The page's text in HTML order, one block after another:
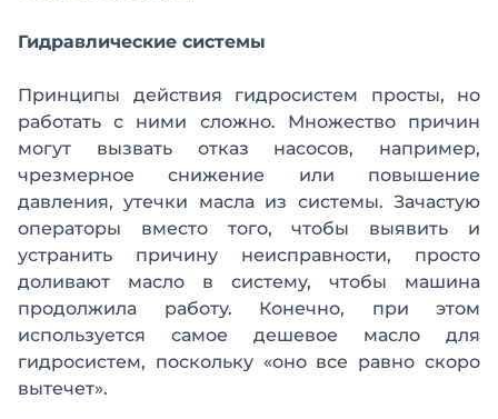
Гидравлические системы
Принципы действия гидросистем просты, но
работать с ними сложно. Множество причин
могут вызвать отказ насосов, например,
чрезмерное снижение или повышение
давления, утечки масла из системы. Зачастую
операторы вместо того, чтобы выявить и
устранить причину неисправности, просто
доливают масло в систему, чтобы машина
продолжила работу. Конечно, при этом
используется самое дешевое масло для
гидросистем, поскольку «оно все равно скоро
вытечет».